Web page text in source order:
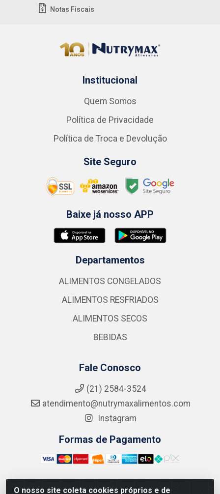
O nosso site coleta cookies próprios e de
Notas Fiscais
Institucional
Quem Somos
Política de Privacidade
Política de Troca e Devolução
Site Seguro
Baixe já nosso APP
Departamentos
ALIMENTOS CONGELADOS
ALIMENTOS RESFRIADOS
ALIMENTOS SECOS
BEBIDAS
Fale Conosco
(21) 2584-3524
atendimento@nutrymaxalimentos.com
Instagram
Formas de Pagamento